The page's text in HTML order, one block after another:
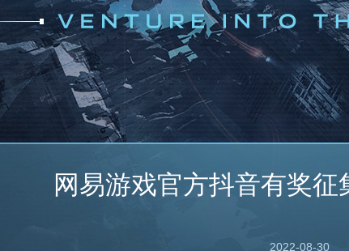
安卓充值
网易游戏官方抖音有奖征
2022-08-30